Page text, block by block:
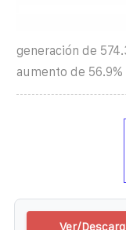
generación de
aumento de
Ver/